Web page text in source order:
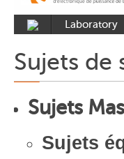
Laboratory
Developments
Reputation
Publications
Sujets de
Sujets
Sujets